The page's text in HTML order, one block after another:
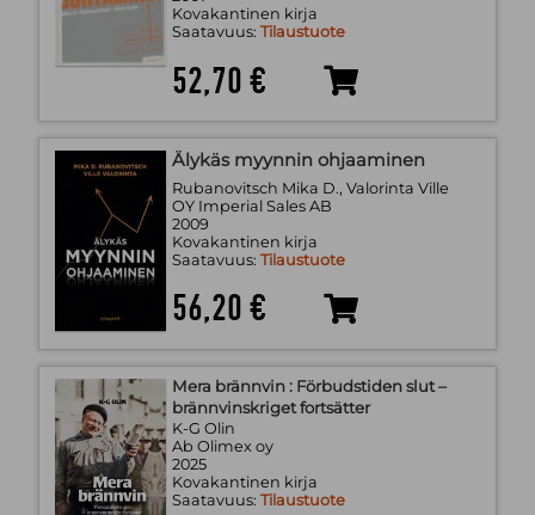
Kovakantinen kirja
Saatavuus: Tilaustuote
52,70 €
Älykäs myynnin ohjaaminen
Rubanovitsch Mika D., Valorinta Ville
OY Imperial Sales AB
2009
Kovakantinen kirja
Saatavuus: Tilaustuote
56,20 €
Mera brännvin : Förbudstiden slut –
brännvinskriget fortsätter
K-G Olin
Ab Olimex oy
2025
Kovakantinen kirja
Saatavuus: Tilaustuote